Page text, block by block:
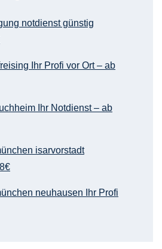
notdienst günstig
Ihr Profi vor Ort – ab
Ihr Notdienst – ab
isarvorstadt
neuhausen Ihr Profi